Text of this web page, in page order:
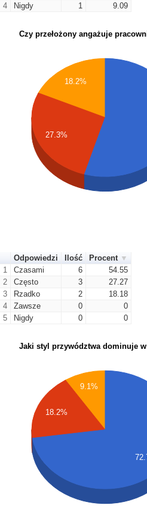
4
Nigdy 1 9.09
Czy przełożony angażuje
18.2%
27.3%
Odpowiedzi Ilość
Procent
1
Czasami 6
54.55
2
Często 3
27.27
3
Rzadko 2
18.18
4
Zawsze 0
0
5
Nigdy 0 0
Jaki styl przywództwa dominuje
9.1%
18.2%